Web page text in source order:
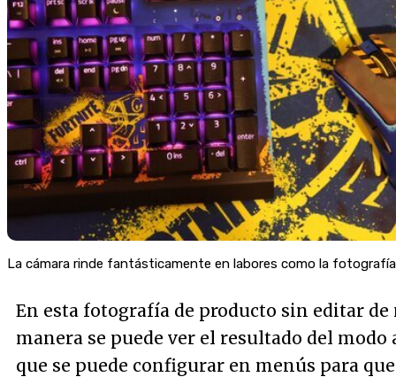
La cámara rinde fantásticamente en labores como la
En esta fotografía de producto sin editar
manera se puede ver el resultado del modo
que se puede configurar en menús para